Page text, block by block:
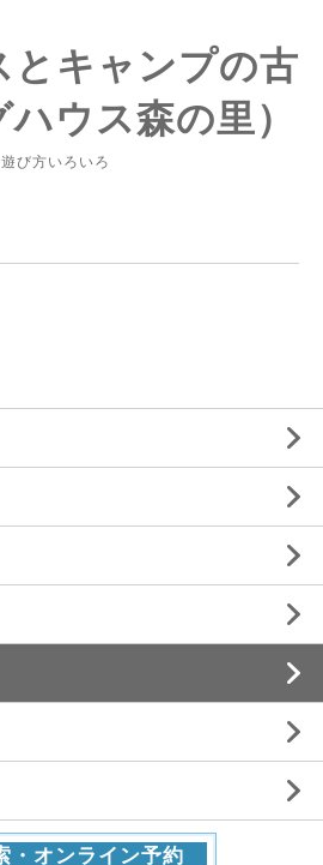
とキャンプの古
ウス森の里）
遊び方いろいろ